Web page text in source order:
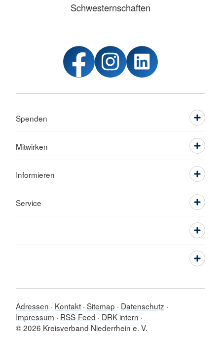
Schwesternschaften
Spenden
Mitwirken
Informieren
Service
Adressen Kontakt Sitemap
Datenschutz
Impressum
RSS-Feed
DRK intern
© 2026 Kreisverband Niederrhein e. V.